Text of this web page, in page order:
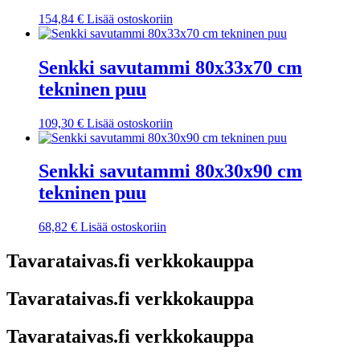
154,84 € Lisää ostoskoriin
Senkki savutammi 80x33x70 cm
tekninen puu
109,30 € Lisää ostoskoriin
Senkki savutammi 80x30x90 cm
tekninen puu
68,82 € Lisää ostoskoriin
Tavarataivas.fi verkkokauppa
Tavarataivas.fi verkkokauppa
Tavarataivas.fi verkkokauppa